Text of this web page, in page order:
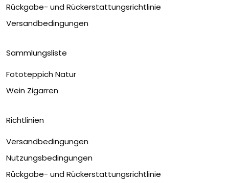
Rückgabe- und Rückerstattungsrichtlinie
Versandbedingungen
Sammlungsliste
Fototeppich Natur
Wein Zigarren
Richtlinien
Versandbedingungen
Nutzungsbedingungen
Rückgabe- und Rückerstattungsrichtlinie